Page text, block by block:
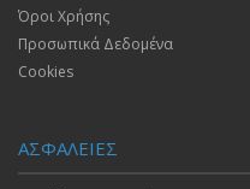
Όροι Χρήσης
Προσωπικά Δεδομένα
Cookies
ΑΣΦΑΛΕΙΕΣ